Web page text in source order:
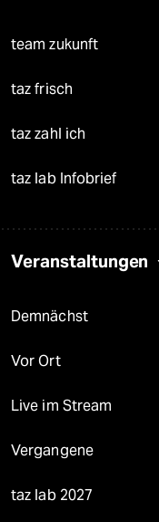
team zukunft
taz frisch
taz zahl ich
taz lab Infobrief
Veranstaltungen
Demnächst
Vor Ort
Live im Stream
Vergangene
taz lab 2027